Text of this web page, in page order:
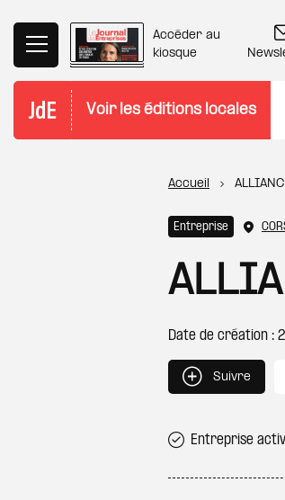
Accéder au
kiosque
Voir les éditions locales
Fil
Accueil
Entreprise
Date de création :
Suivre
Entreprise